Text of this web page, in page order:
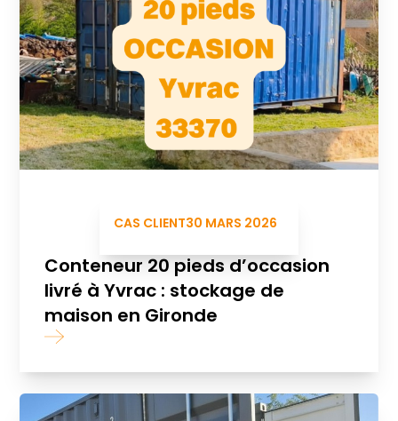
CAS CLIENT30 MARS 2026
Conteneur 20 pieds d’occasion
livré à Yvrac : stockage de
maison en Gironde